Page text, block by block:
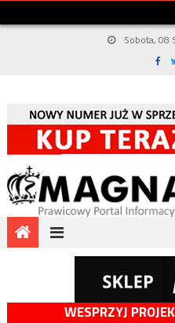
Sobota, 08
WESPRZYJ